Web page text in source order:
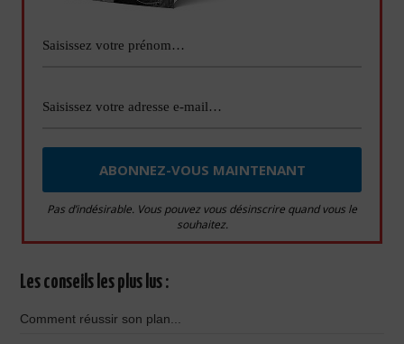
Pas d’indésirable. Vous pouvez vous désinscrire quand vous le
souhaitez.
Les conseils les plus lus :
Comment réussir son plan...